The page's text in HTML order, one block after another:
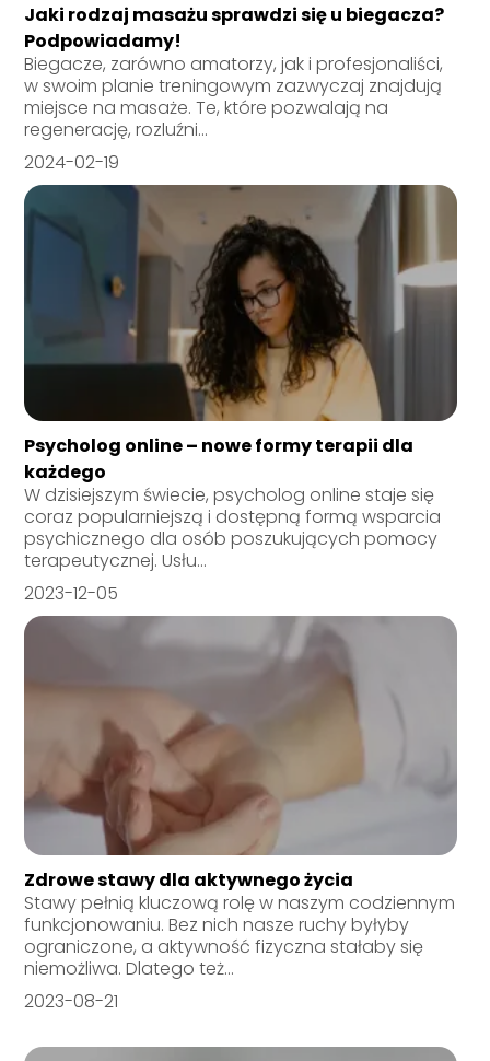
Jaki rodzaj masażu sprawdzi się u biegacza?
Podpowiadamy!
Biegacze, zarówno amatorzy, jak i profesjonaliści,
w swoim planie treningowym zazwyczaj znajdują
miejsce na masaże. Te, które pozwalają na
regenerację, rozluźni...
2024-02-19
Psycholog online – nowe formy terapii dla
każdego
W dzisiejszym świecie, psycholog online staje się
coraz popularniejszą i dostępną formą wsparcia
psychicznego dla osób poszukujących pomocy
terapeutycznej. Usłu...
2023-12-05
Zdrowe stawy dla aktywnego życia
Stawy pełnią kluczową rolę w naszym codziennym
funkcjonowaniu. Bez nich nasze ruchy byłyby
ograniczone, a aktywność fizyczna stałaby się
niemożliwa. Dlatego też...
2023-08-21